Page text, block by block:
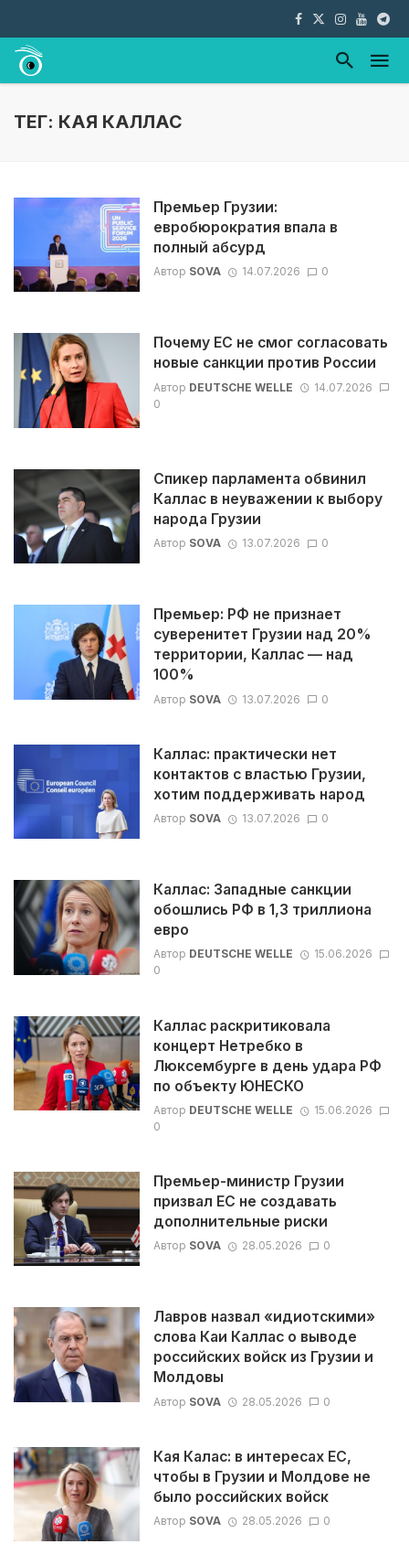
ТЕГ: КАЯ КАЛЛАС
Премьер Грузии:
евробюрократия впала в
полный абсурд
Автор SOVA 14.07.2026 0
Почему ЕС не смог согласовать
новые санкции против России
Автор DEUTSCHE WELLE
14.07.2026
0
Спикер парламента обвинил
Каллас в неуважении к выбору
народа Грузии
Автор SOVA 13.07.2026 0
Премьер: РФ не признает
суверенитет Грузии над 20%
территории, Каллас — над
100%
Автор SOVA 13.07.2026 0
Каллас: практически нет
контактов с властью Грузии,
хотим поддерживать народ
Автор SOVA 13.07.2026 0
Каллас: Западные санкции
обошлись РФ в 1,3 триллиона
евро
Автор DEUTSCHE WELLE
15.06.2026
0
Каллас раскритиковала
концерт Нетребко в
Люксембурге в день удара РФ
по объекту ЮНЕСКО
Автор DEUTSCHE WELLE
15.06.2026
0
Премьер-министр Грузии
призвал ЕС не создавать
дополнительные риски
Автор SOVA 28.05.2026 0
Лавров назвал «идиотскими»
слова Каи Каллас о выводе
российских войск из Грузии и
Молдовы
Автор SOVA 28.05.2026 0
Кая Калас: в интересах ЕС,
чтобы в Грузии и Молдове не
было российских войск
Автор SOVA 28.05.2026 0